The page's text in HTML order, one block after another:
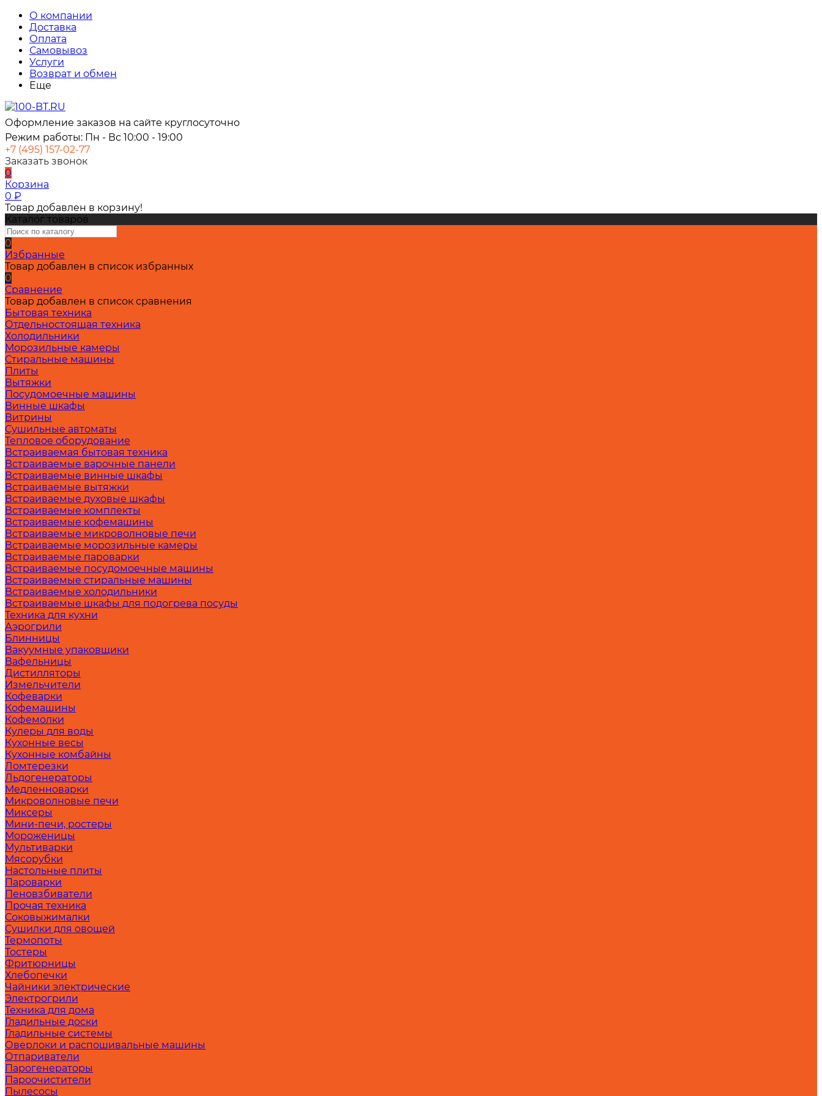
О компании
Доставка
Оплата
Самовывоз
Услуги
Возврат и обмен
Еще
Оформление заказов на сайте круглосуточно
Режим работы: Пн - Вс 10:00 - 19:00
+7 (495) 157-02-77
Заказать звонок
0
Корзина
0 ₽
Товар добавлен в корзину!
Каталог товаров
0
Избранные
Товар добавлен в список избранных
0
Сравнение
Товар добавлен в список сравнения
Бытовая техника
Отдельностоящая техника
Холодильники
Морозильные камеры
Стиральные машины
Плиты
Вытяжки
Посудомоечные машины
Винные шкафы
Витрины
Сушильные автоматы
Тепловое оборудование
Встраиваемая бытовая техника
Встраиваемые варочные панели
Встраиваемые винные шкафы
Встраиваемые вытяжки
Встраиваемые духовые шкафы
Встраиваемые комплекты
Встраиваемые кофемашины
Встраиваемые микроволновые печи
Встраиваемые морозильные камеры
Встраиваемые пароварки
Встраиваемые посудомоечные машины
Встраиваемые стиральные машины
Встраиваемые холодильники
Встраиваемые шкафы для подогрева посуды
Техника для кухни
Аэрогрили
Блинницы
Вакуумные упаковщики
Вафельницы
Дистилляторы
Измельчители
Кофеварки
Кофемашины
Кофемолки
Кулеры для воды
Кухонные весы
Кухонные комбайны
Ломтерезки
Льдогенераторы
Медленноварки
Микроволновые печи
Миксеры
Мини-печи, ростеры
Мороженицы
Мультиварки
Мясорубки
Настольные плиты
Пароварки
Пеновзбиватели
Прочая техника
Соковыжималки
Сушилки для овощей
Термопоты
Тостеры
Фритюрницы
Хлебопечки
Чайники электрические
Электрогрили
Техника для дома
Гладильные доски
Гладильные системы
Оверлоки и распошивальные машины
Отпариватели
Парогенераторы
Пароочистители
Пылесосы